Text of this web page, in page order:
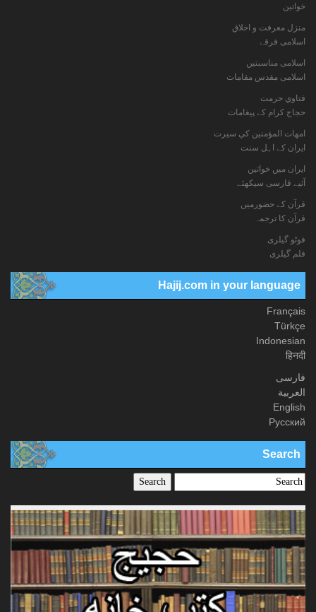
خواتين
منزل معرفت و اخلاق
اسلامی فرقے
اسلامی مناسبتیں
اسلامی مقدس مقامات
فتاوي حرمت
حجاج کرام کے پیغامات
امهات المؤمنين كي سيرت
ایران کے اہل سنت
ایران میں خواتین
آئیے فارسی سیکھئے
قرآن کے حضورمیں
قرآن کا ترجمہ
فوٹو گيلری
فلم گیلری
Hajij.com in your language
Français
Türkçe
Indonesian
हिनदी
فارسی
العربیة
English
Русский
Search